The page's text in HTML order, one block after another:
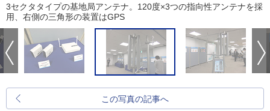
3セクタタイプの基地局アンテナ。120度×3つの指向性アンテナを採
用、右側の三角形の装置はGPS
この写真の記事へ